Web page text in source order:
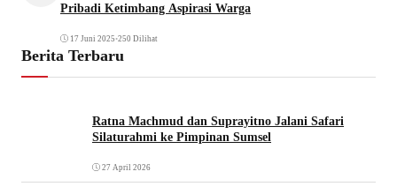
Pribadi Ketimbang Aspirasi Warga
17 Juni 2025 •250 Dilihat
Berita Terbaru
Ratna Machmud dan Suprayitno Jalani Safari
Silaturahmi ke Pimpinan Sumsel
27 April 2026